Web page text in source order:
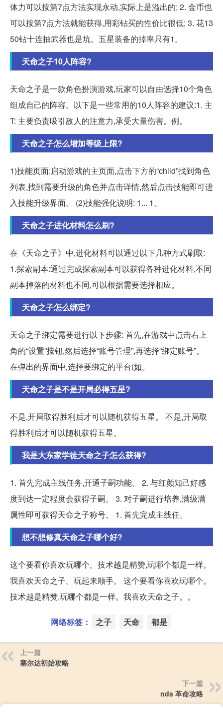
体力可以按第7点方法实现永动,实际上是溢出的; 2. 金币也
可以按第7点方法就能获得,用彩钻买的性价比很低; 3. 花13
50钻十连抽武器也是坑。五星装备的掉率只有1。
天命之子10人阵容?
天命之子是一款角色扮演游戏,玩家可以自由选择10个角色
组成自己的阵容。以下是一些常用的10人阵容的建议:1. 主
T: 主要负责吸引敌人的注意力,承受大量伤害。例。
天命之子怎么增加等级上限?
1)技能页面:启动游戏的主页面,点击下方的“child”找到角色
列表,找到需要升级的角色并点击详情,然后点击技能即可进
入技能升级界面。 (2)技能强化说明: 1... 1。
天命之子进化材料怎么刷?
在《天命之子》中,进化材料可以通过以下几种方式刷取:
1.探索副本:通过完成探索副本可以获得各种进化材料,不同
副本掉落的材料也不同,可以根据需要选择相应。
天命之子怎么绑定?
天命之子绑定需要进行以下步骤: 首先,在游戏中点击右上
角的“设置”按钮,然后选择“账号管理”,再选择“绑定账号”。
在弹出的界面中,选择要绑定的平台(如。
天命之子是不是开局必得五星?
不是,开局取得胜利后才可以随机获得五星。 不是,开局取
得胜利后才可以随机获得五星。
我是大东家学徒天命之子怎么获得?
1. 首先完成主线任务,开通子嗣功能。 2. 与红颜知己好感
度到达一定程度会获得子嗣。 3. 对子嗣进行培养,满级满
属性即可获得天命之子称号。 1. 首先完成主线任。
想不想修真天命之子哪个好?
这个要看你喜欢玩哪个。技术越是精赞,玩哪个都是一样。
我喜欢天命之子。玩起来顺手。 这个要看你喜欢玩哪个。
技术越是精赞,玩哪个都是一样。我喜欢天命之子。。
网络标签： 之子 天命 都是
上一篇
塞尔达初始攻略
下一篇
nds 革命攻略